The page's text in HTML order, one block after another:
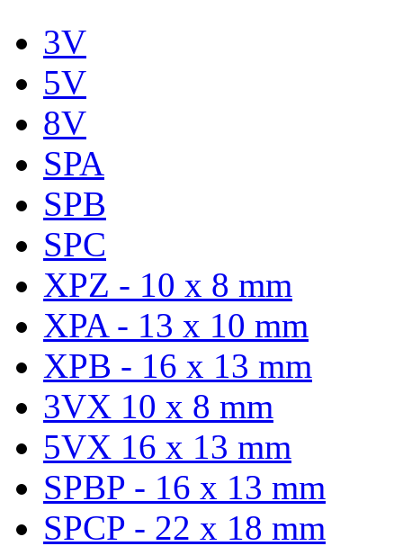
3V
5V
8V
SPA
SPB
SPC
XPZ - 10 x 8 mm
XPA - 13 x 10 mm
XPB - 16 x 13 mm
3VX 10 x 8 mm
5VX 16 x 13 mm
SPBP - 16 x 13 mm
SPCP - 22 x 18 mm